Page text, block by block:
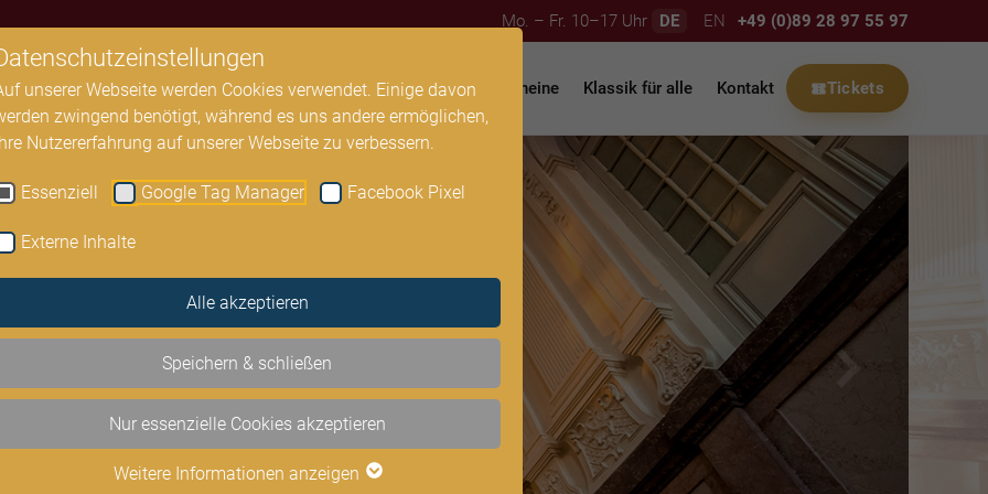
unserer Webseite werden Cookies verwendet. Einige davon
zwingend benötigt, während es uns andere ermöglichen,
Nutzererfahrung auf unserer Webseite zu verbessern.
Essenziell Google Tag Manager Facebook Pixel
Externe Inhalte
Alle akzeptieren
Speichern & schließen
Nur essenzielle Cookies akzeptieren
Weitere Informationen anzeigen
Mo. – Fr. 10–17 Uhr DE EN +49 (0)89 28 97 55 97
Konzertreihen Konzertsäle Residenz Solisten Gutscheine Klassik für alle Kontakt Tickets